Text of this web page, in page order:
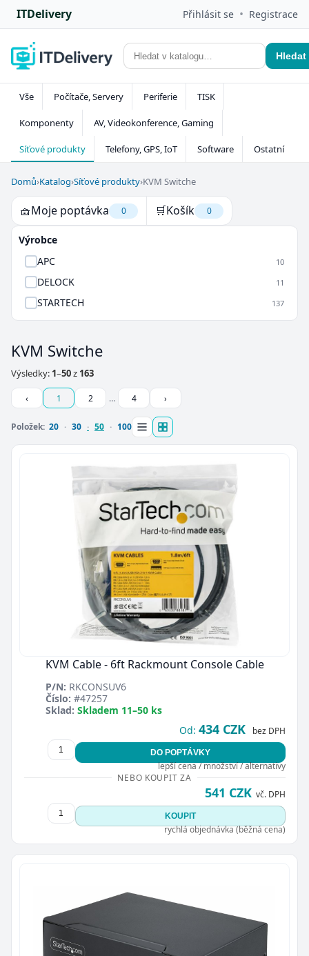
ITDelivery Přihlásit se • Registrace
Hledat
Vše Počítače, Servery Periferie TISK
Komponenty AV, Videokonference, Gaming
Síťové produkty Telefony, GPS, IoT Software Ostatní
Domů›Katalog›Síťové produkty›KVM Switche
🧺Moje poptávka 0 🛒Košík 0
Výrobce
APC
10
DELOCK 11
STARTECH 137
KVM Switche
Výsledky: 1–50z 163
‹ 1 2 … 4 ›
Položek: 20 30 50 100
KVM Cable - 6ft Rackmount Console Cable
P/N: RKCONSUV6
Číslo: #47257
Sklad: Skladem 11–50 ks
Od: 434 CZK bez DPH
DO POPTÁVKY
lepší cena / množství / alternativy
NEBO KOUPIT ZA
541 CZK vč. DPH
KOUPIT
rychlá objednávka (běžná cena)